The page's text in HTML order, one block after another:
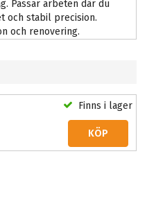
Passar arbeten där du
och stabil precision.
och renovering.
Finns i lager
KÖP